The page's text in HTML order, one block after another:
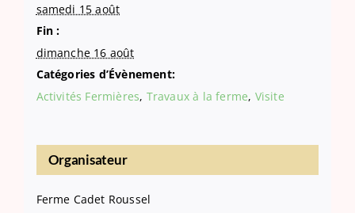
samedi 15 août
Fin :
dimanche 16 août
Catégories d’Évènement:
Activités Fermières, Travaux à la ferme, Visite
Organisateur
Ferme Cadet Roussel